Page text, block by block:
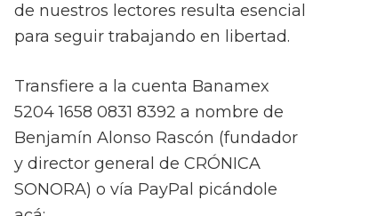
de nuestros lectores resulta esencial
para seguir trabajando en libertad.
Transfiere a la cuenta Banamex
5204 1658 0831 8392 a nombre de
Benjamín Alonso Rascón (fundador
y director general de CRÓNICA
SONORA) o vía PayPal picándole